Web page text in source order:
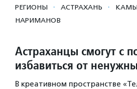
РЕГИОНЫ · АСТРАХАНЬ ·
НАРИМАНОВ
Астраханцы смогут с
избавиться от
В креативном пространстве